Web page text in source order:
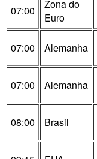
07:00
Zona do
Euro
07:00 Alemanha
07:00 Alemanha
08:00 Brasil